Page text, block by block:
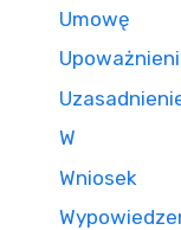
Umowę
W
Wniosek